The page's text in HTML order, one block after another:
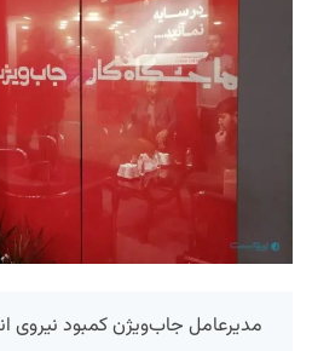
مدیرعامل جاب‌ویژن کمبود نیروی